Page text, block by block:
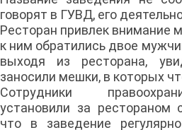
говорят в ГУВД, его
Ресторан привлек внимание
к ним обратились двое
выходя из ресторана,
заносили мешки, в которых
Сотрудники
установили за рестораном
что в заведение